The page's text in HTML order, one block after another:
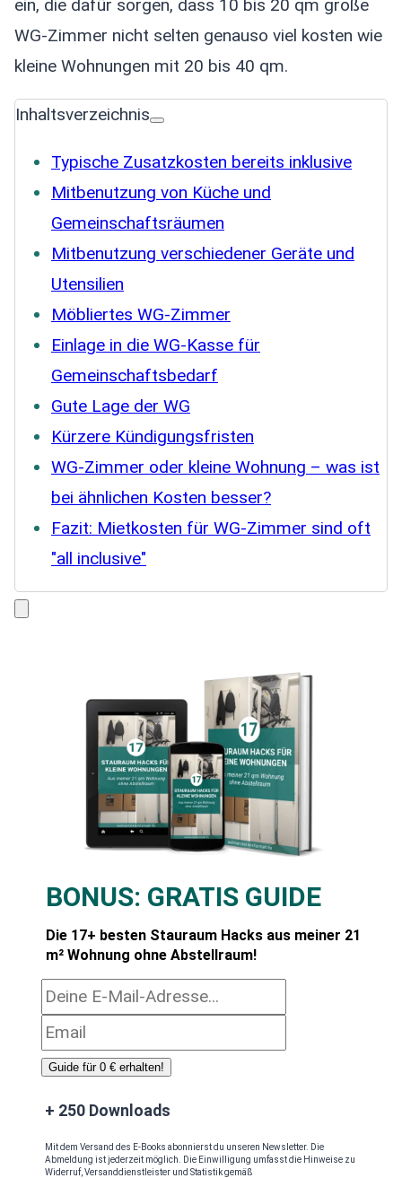
ein, die dafür sorgen, dass 10 bis 20 qm große
WG-Zimmer nicht selten genauso viel kosten wie
kleine Wohnungen mit 20 bis 40 qm.
Inhaltsverzeichnis
Typische Zusatzkosten bereits inklusive
Mitbenutzung von Küche und
Gemeinschaftsräumen
Mitbenutzung verschiedener Geräte und
Utensilien
Möbliertes WG-Zimmer
Einlage in die WG-Kasse für
Gemeinschaftsbedarf
Gute Lage der WG
Kürzere Kündigungsfristen
WG-Zimmer oder kleine Wohnung – was ist
bei ähnlichen Kosten besser?
Fazit: Mietkosten für WG-Zimmer sind oft
"all inclusive"
BONUS: GRATIS GUIDE
Die 17+ besten Stauraum Hacks aus meiner 21
m² Wohnung ohne Abstellraum!
Guide für 0 € erhalten!
+ 250 Downloads
Mit dem Versand des E-Books abonnierst du unseren Newsletter. Die
Abmeldung ist jederzeit möglich. Die Einwilligung umfasst die Hinweise zu
Widerruf, Versanddienstleister und Statistik gemäß